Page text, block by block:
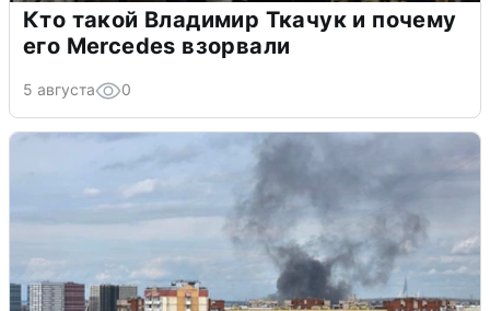
Кто такой Владимир Ткачук и почему
его Mercedes взорвали
5 августа 0